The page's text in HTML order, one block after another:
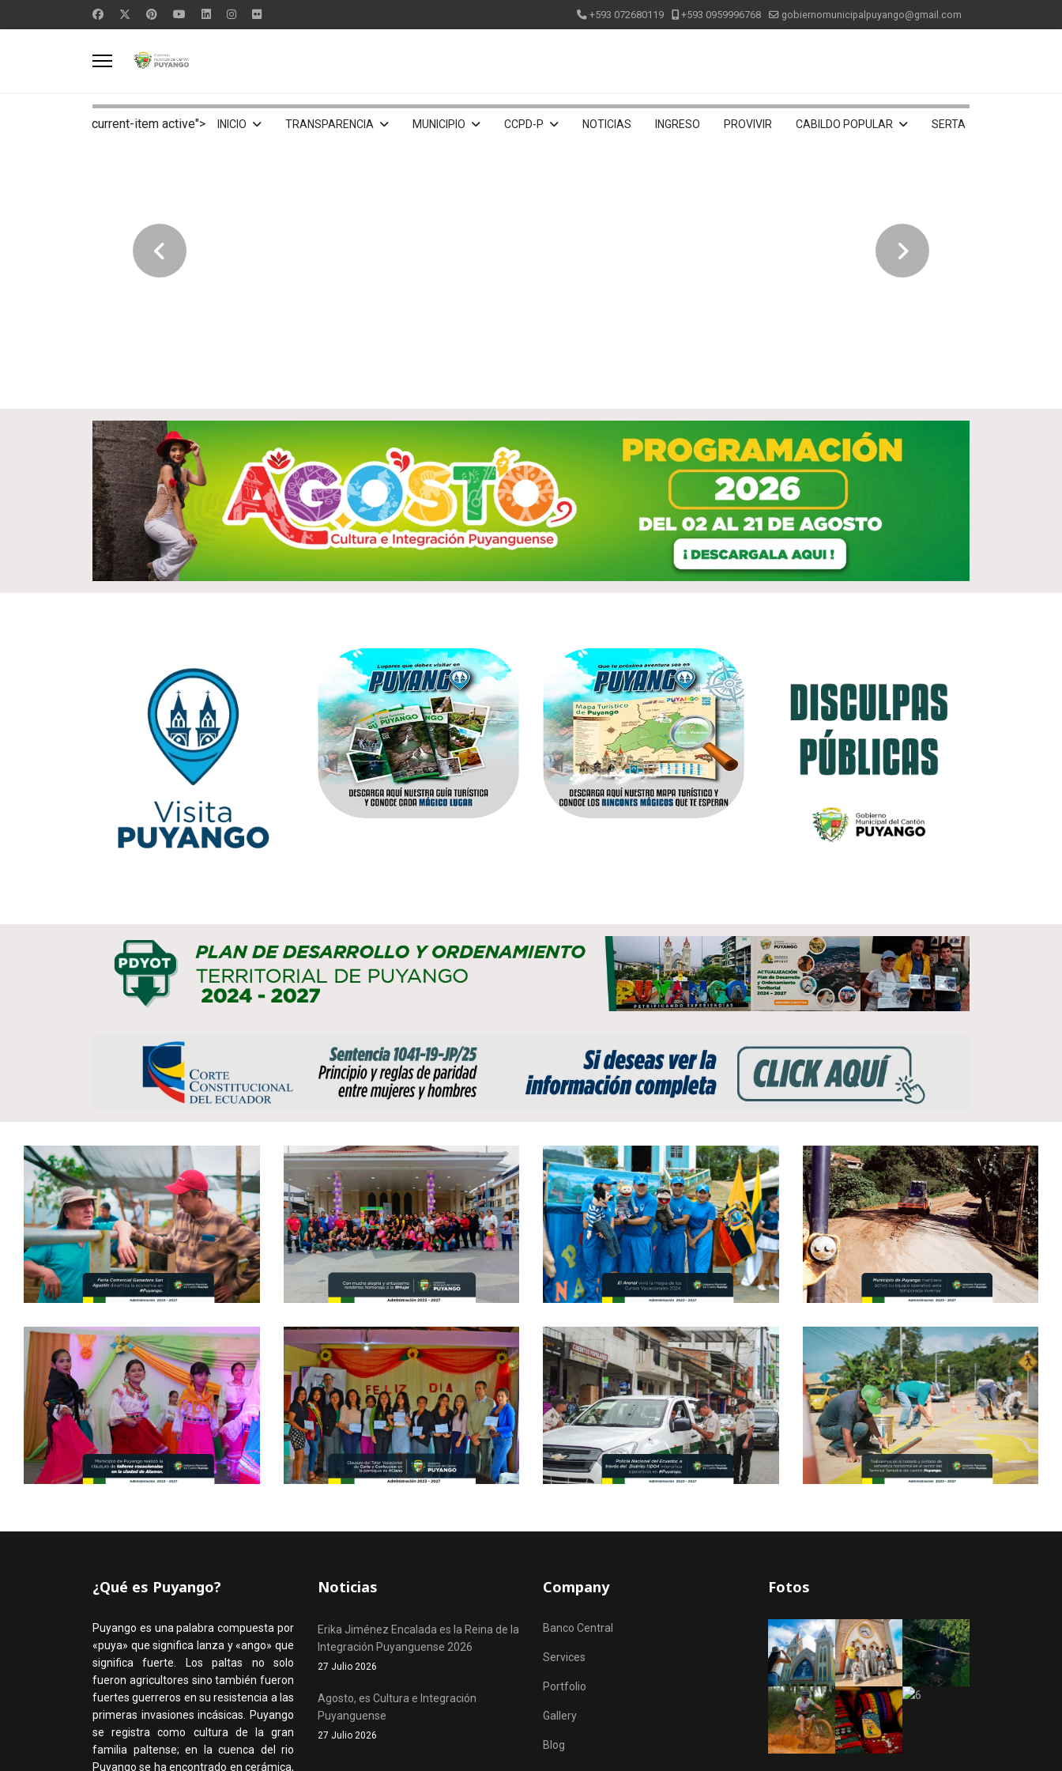
+593 072680119 +593 0959996768 gobiernomunicipalpuyango@gmail.com
current-item active"> INICIO TRANSPARENCIA MUNICIPIO CCPD-P NOTICIAS INGRESO PROVIVIR CABILDO POPULAR SERTA
¿Qué es Puyango?
Puyango es una palabra compuesta por
«puya» que significa lanza y «ango» que
significa fuerte. Los paltas no solo
fueron agricultores sino también fueron
fuertes guerreros en su resistencia a las
primeras invasiones incásicas. Puyango
se registra como cultura de la gran
familia paltense; en la cuenca del rio
Puyango se ha encontrado en cerámica,
Noticias
Erika Jiménez Encalada es la Reina de la
Integración Puyanguense 2026
27 Julio 2026
Agosto, es Cultura e Integración
Puyanguense
27 Julio 2026
Company
Banco Central
Services
Portfolio
Gallery
Blog
Fotos